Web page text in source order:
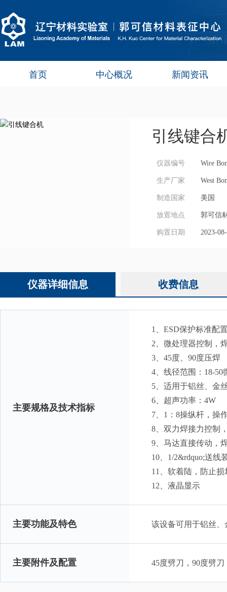
首页 中心概况 新闻资讯
引线键合
仪器编号 Wire
生产厂家 West
制造国家 美国
放置地点 郭可信
购置日期 2023-
仪器详细信息 收费信息
主要规格及技术指标
1、ESD保护标准配
2、微处理器控制，
3、45度、90度压焊
4、线径范围：18-50
5、适用于铝丝、金
6、超声功率：4W
7、1：8操纵杆，操
8、双力焊接力控制
9、马达直接传动，
10、1/2&rdquo;送线
11、软着陆，防止
12、液晶显示
主要功能及特色 该设备可用于铝丝、
主要附件及配置 45度劈刀，90度劈